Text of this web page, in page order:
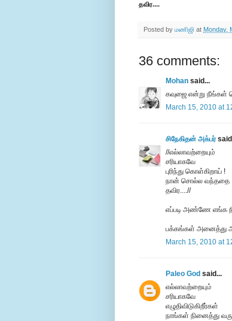
தவிர....
Posted by மணிஜி at Monday,
36 comments:
Mohan said...
கவுஜை என்று நீங்கள்
March 15, 2010 at
சிநேகிதன் அக்பர்
//எல்லாவற்றையும்
சரியாகவே
புரிந்து கொள்கிறாய் !
நான் சொல்ல வந்ததை
தவிர....//
எப்படி அண்ணே எங்க
பக்கங்கள் அனைத்து
March 15, 2010 at
Paleo God said...
எல்லாவற்றையும்
சரியாகவே
எழுதிவிடுகிறீர்கள்
நாங்கள் நினைத்து